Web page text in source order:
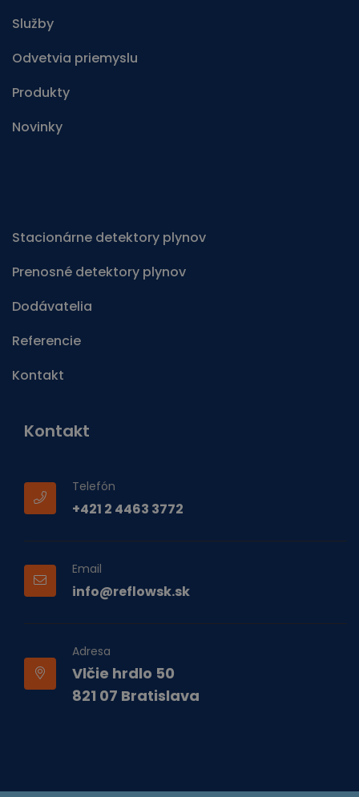
Služby
Odvetvia priemyslu
Produkty
Novinky
Stacionárne detektory plynov
Prenosné detektory plynov
Dodávatelia
Referencie
Kontakt
Kontakt
Telefón
+421 2 4463 3772
Email
info@reflowsk.sk
Adresa
Vlčie hrdlo 50
821 07 Bratislava